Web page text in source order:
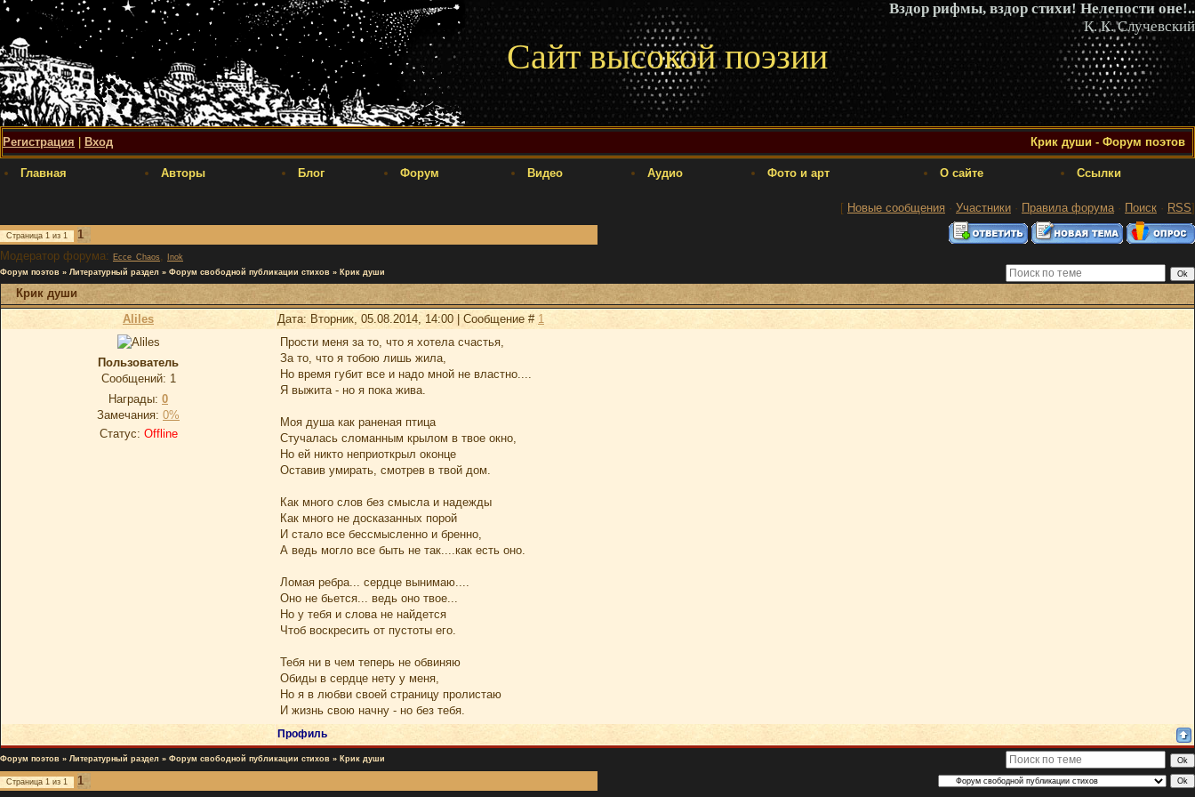
Вздор рифмы, вздор стихи! Нелепости оне!..
К. К. Случевский
Сайт высокой поэзии
Регистрация Вход Крик души - Форум поэтов
Главная Авторы Блог Форум Видео Аудио Фото и арт О сайте Ссылки
[ Новые сообщения · Участники · Правила форума· Поиск · RSS]
Страница 1 из 1
1
Модератор форума: Ecce_Chaos ,
Inok
Форум поэтов » Литературный раздел » Форум свободной публикации стихов » Крик души
Крик души
Aliles
Дата: Вторник, 05.08.2014, 14:00 | Сообщение # 1
Пользователь
Сообщений: 1
Награды: 0
Замечания: 0%
Статус: Offline
Прости меня за то, что я хотела счастья,
За то, что я тобою лишь жила,
Но время губит все и надо мной не властно....
Я выжита - но я пока жива.
Моя душа как раненая птица
Стучалась сломанным крылом в твое окно,
Но ей никто неприоткрыл оконце
Оставив умирать, смотрев в твой дом.
Как много слов без смысла и надежды
Как много не досказанных порой
И стало все бессмысленно и бренно,
А ведь могло все быть не так....как есть оно.
Ломая ребра... сердце вынимаю....
Оно не бьется... ведь оно твое...
Но у тебя и слова не найдется
Чтоб воскресить от пустоты его.
Тебя ни в чем теперь не обвиняю
Обиды в сердце нету у меня,
Но я в любви своей страницу пролистаю
И жизнь свою начну - но без тебя.
Профиль
Форум поэтов » Литературный раздел » Форум свободной публикации стихов » Крик души
Страница 1 из 1 1